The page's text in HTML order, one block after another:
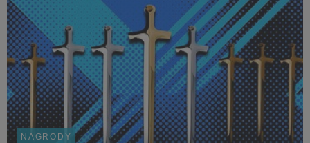
NAGRODY